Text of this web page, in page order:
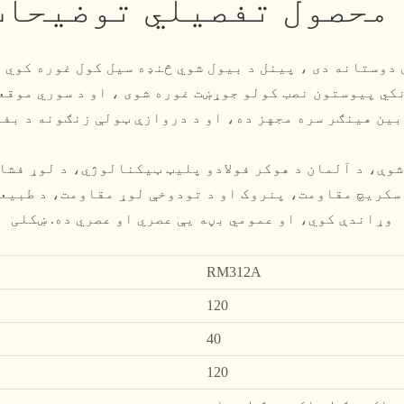
محصول تفصيلي
دی ، پینل د بیول شوي څنډه سیل کول غوره
پیوستون نصب کولو جوړښت غوره شوی ، او د سوري
سکریچ مقاومت، پنروک او د تودوخې لوړ مقاومت، د
وړاندې کوي، او عمومي بڼه یې عصري او عصري ده. ښکلی
RM312A
120
40
120